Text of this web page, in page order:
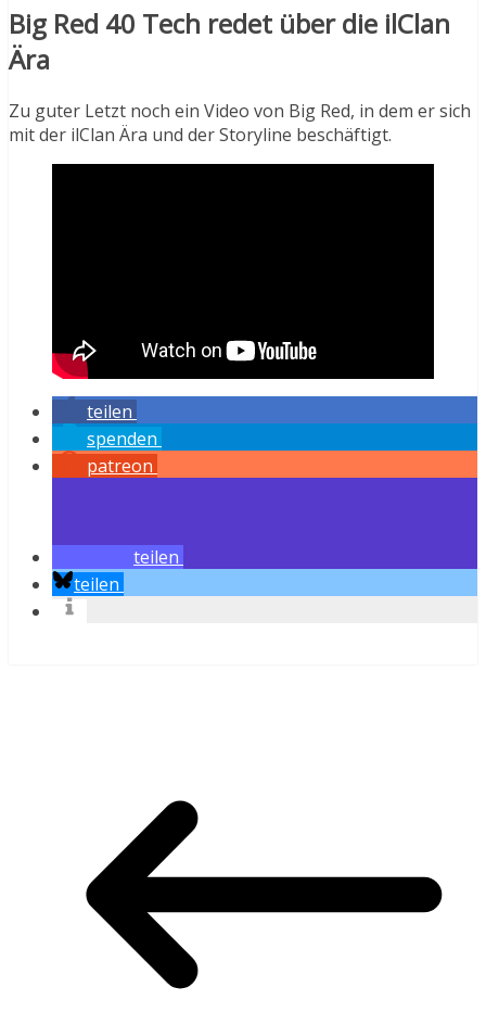
Big Red 40 Tech redet über die ilClan
Ära
Zu guter Letzt noch ein Video von Big Red, in dem er sich
mit der ilClan Ära und der Storyline beschäftigt.
teilen
spenden
patreon
teilen
teilen